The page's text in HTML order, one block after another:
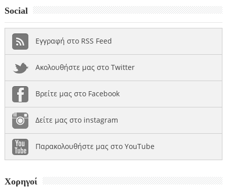
Social
Εγγραφή στο RSS Feed
Ακολουθήστε μας στο Twitter
Βρείτε μας στο Facebook
Δείτε μας στο instagram
Παρακολουθήστε μας στο YouTube
Χορηγοί